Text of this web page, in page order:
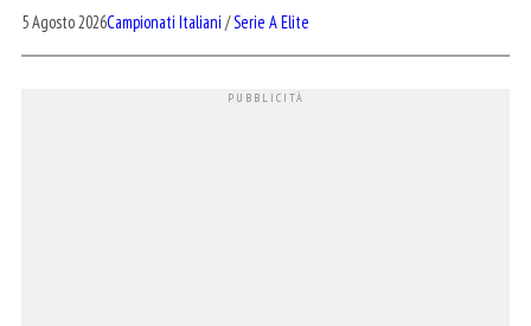
5 Agosto 2026Campionati Italiani /Serie A Elite